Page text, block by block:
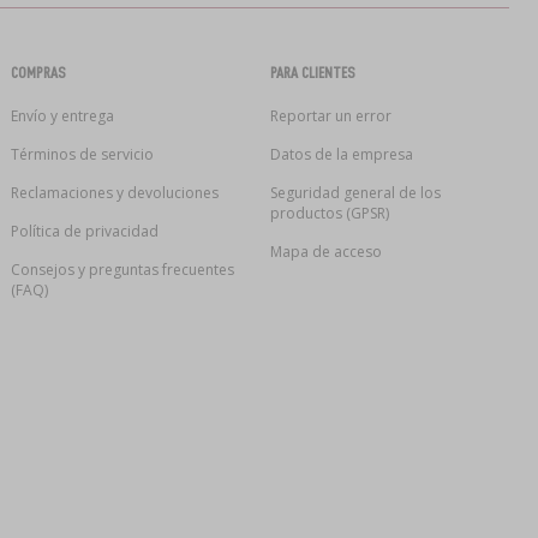
COMPRAS
Envío y entrega
Términos de servicio
Reclamaciones y devoluciones
Política de privacidad
Consejos y preguntas frecuentes
(FAQ)
PARA CLIENTES
Reportar un error
Datos de la empresa
Seguridad general de los
productos (GPSR)
Mapa de acceso